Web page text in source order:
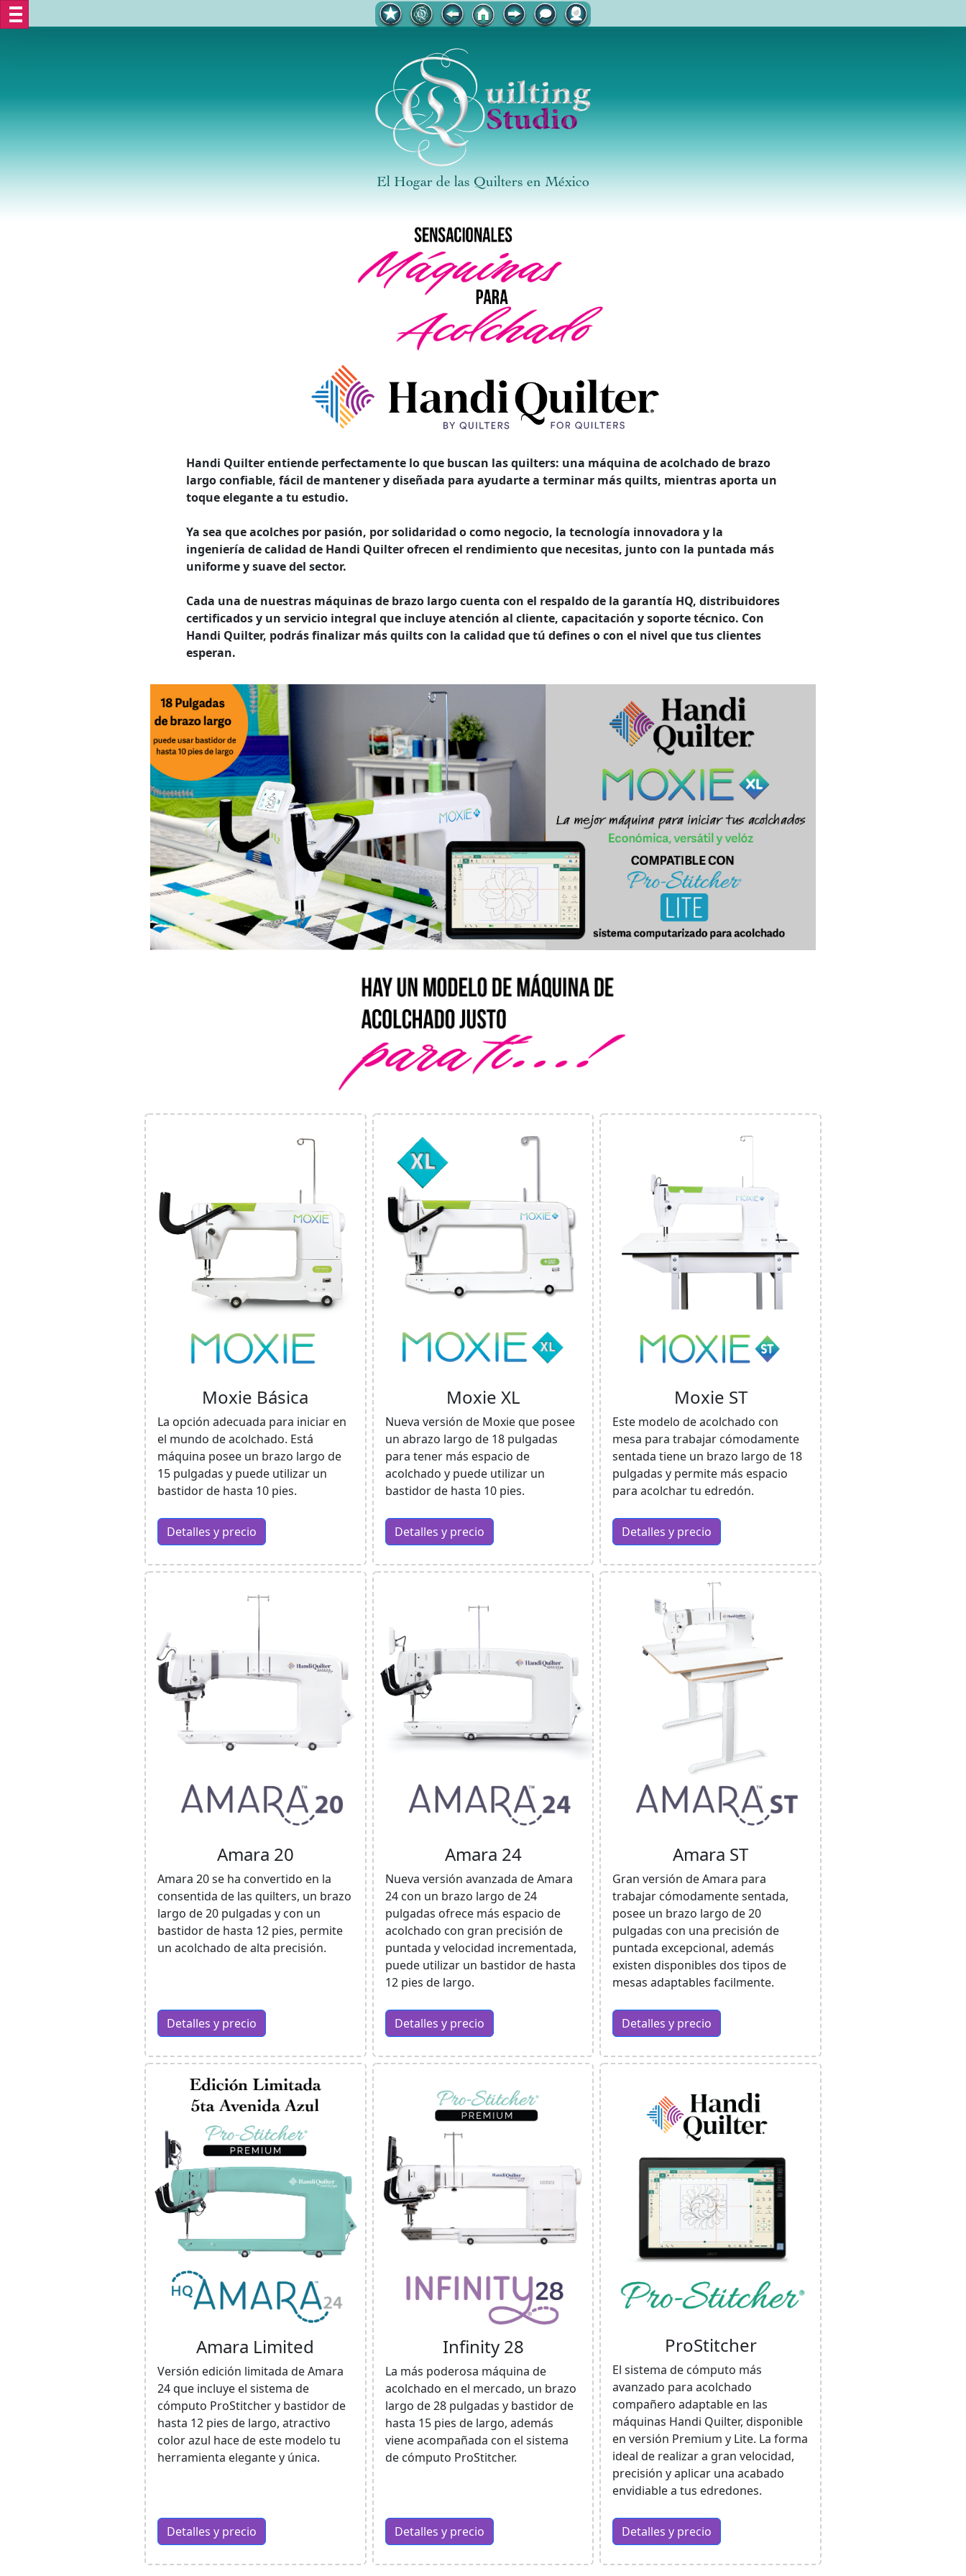
El Hogar de las Quilters en México
Handi Quilter entiende perfectamente lo que buscan las quilters: una máquina de acolchado de brazo
largo confiable, fácil de mantener y diseñada para ayudarte a terminar más quilts, mientras aporta un
toque elegante a tu estudio.
Ya sea que acolches por pasión, por solidaridad o como negocio, la tecnología innovadora y la
ingeniería de calidad de Handi Quilter ofrecen el rendimiento que necesitas, junto con la puntada más
uniforme y suave del sector.
Cada una de nuestras máquinas de brazo largo cuenta con el respaldo de la garantía HQ, distribuidores
certificados y un servicio integral que incluye atención al cliente, capacitación y soporte técnico. Con
Handi Quilter, podrás finalizar más quilts con la calidad que tú defines o con el nivel que tus clientes
esperan.
Moxie Básica
La opción adecuada para iniciar en
el mundo de acolchado. Está
máquina posee un brazo largo de
15 pulgadas y puede utilizar un
bastidor de hasta 10 pies.
Detalles y precio
Moxie XL
Nueva versión de Moxie que posee
un abrazo largo de 18 pulgadas
para tener más espacio de
acolchado y puede utilizar un
bastidor de hasta 10 pies.
Detalles y precio
Moxie ST
Este modelo de acolchado con
mesa para trabajar cómodamente
sentada tiene un brazo largo de 18
pulgadas y permite más espacio
para acolchar tu edredón.
Detalles y precio
Amara 20
Amara 20 se ha convertido en la
consentida de las quilters, un brazo
largo de 20 pulgadas y con un
bastidor de hasta 12 pies, permite
un acolchado de alta precisión.
Detalles y precio
Amara 24
Nueva versión avanzada de Amara
24 con un brazo largo de 24
pulgadas ofrece más espacio de
acolchado con gran precisión de
puntada y velocidad incrementada,
puede utilizar un bastidor de hasta
12 pies de largo.
Detalles y precio
Amara ST
Gran versión de Amara para
trabajar cómodamente sentada,
posee un brazo largo de 20
pulgadas con una precisión de
puntada excepcional, además
existen disponibles dos tipos de
mesas adaptables facilmente.
Detalles y precio
Amara Limited
Versión edición limitada de Amara
24 que incluye el sistema de
cómputo ProStitcher y bastidor de
hasta 12 pies de largo, atractivo
color azul hace de este modelo tu
herramienta elegante y única.
Detalles y precio
Infinity 28
La más poderosa máquina de
acolchado en el mercado, un brazo
largo de 28 pulgadas y bastidor de
hasta 15 pies de largo, además
viene acompañada con el sistema
de cómputo ProStitcher.
Detalles y precio
ProStitcher
El sistema de cómputo más
avanzado para acolchado
compañero adaptable en las
máquinas Handi Quilter, disponible
en versión Premium y Lite. La forma
ideal de realizar a gran velocidad,
precisión y aplicar una acabado
envidiable a tus edredones.
Detalles y precio